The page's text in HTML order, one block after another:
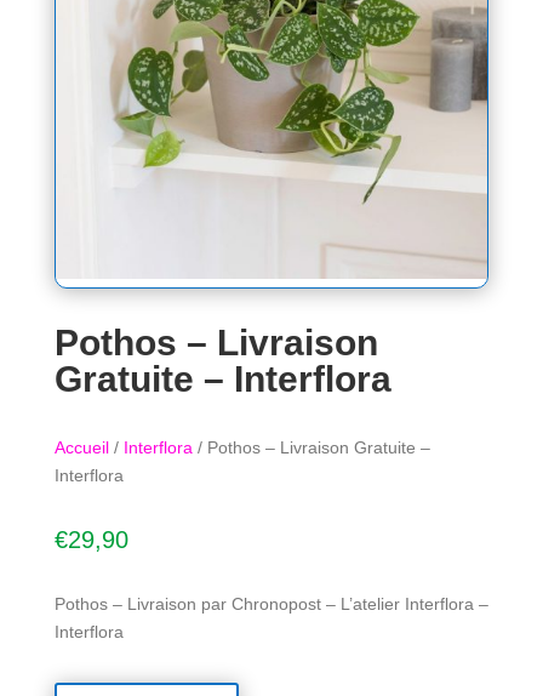
Pothos – Livraison
Gratuite – Interflora
Accueil/ Interflora / Pothos – Livraison Gratuite –
Interflora
€29,90
Pothos – Livraison par Chronopost – L’atelier Interflora –
Interflora